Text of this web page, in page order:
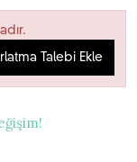
Talebi Ekle